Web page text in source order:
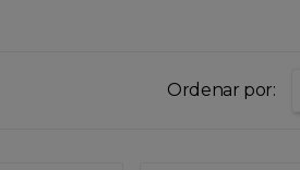
Ordenar por: